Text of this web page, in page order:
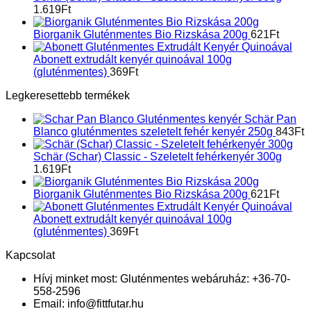
1.619Ft
Biorganik Gluténmentes Bio Rizskása 200g 621Ft
Abonett extrudált kenyér quinoával 100g
(gluténmentes) 369Ft
Legkeresettebb termékek
Schär Pan
Blanco gluténmentes szeletelt fehér kenyér 250g 843Ft
Schär (Schar) Classic - Szeletelt fehérkenyér 300g
1.619Ft
Biorganik Gluténmentes Bio Rizskása 200g 621Ft
Abonett extrudált kenyér quinoával 100g
(gluténmentes) 369Ft
Kapcsolat
Hívj minket most: Gluténmentes webáruház: +36-70-
558-2596
Email: info@fittfutar.hu